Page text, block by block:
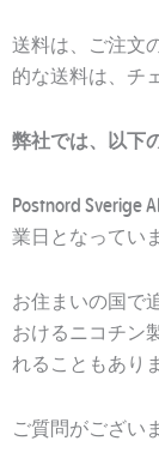
送料は、ご注文
的な送料は、チ
弊社では、以下
Postnord
業日となってい
お住まいの国で
おけるニコチン
れることもあり
ご質問がござい